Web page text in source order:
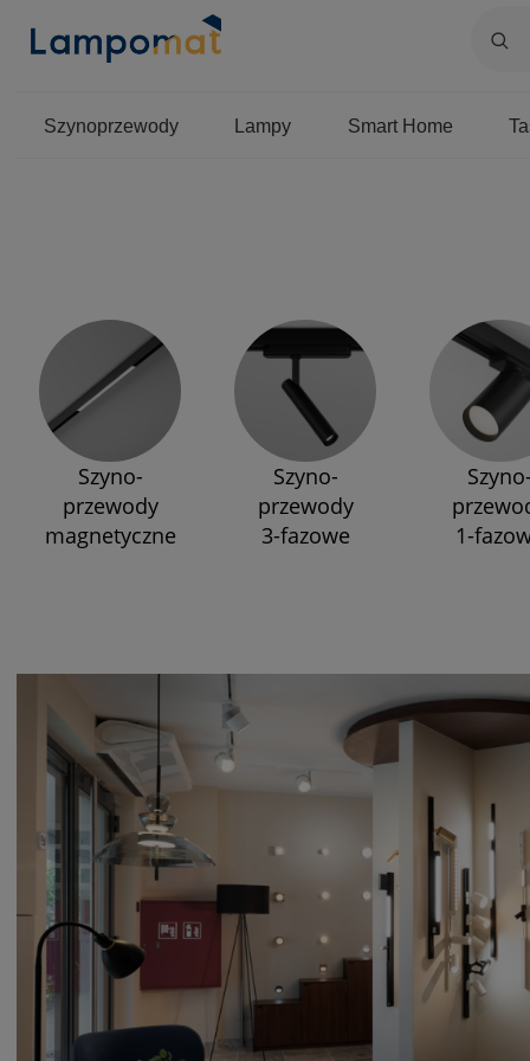
Szynoprzewody Lampy Smart Home
Szyno-
przewody
magnetyczne
Szyno-
przewody
3-fazowe
1-